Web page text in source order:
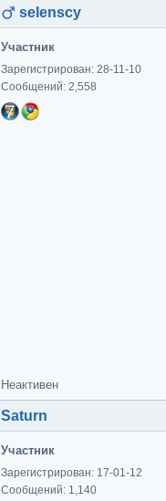
selenscy
Участник
Зарегистрирован: 28-11-10
Сообщений: 2,558
Неактивен
Saturn
Участник
Зарегистрирован: 17-01-12
Сообщений: 1,140